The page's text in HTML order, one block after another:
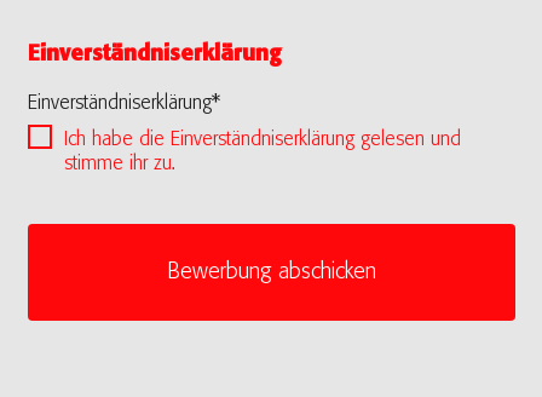
Einverständniserklärung
Einverständniserklärung*
Ich habe die Einverständniserklärung gelesen und
stimme ihr zu.